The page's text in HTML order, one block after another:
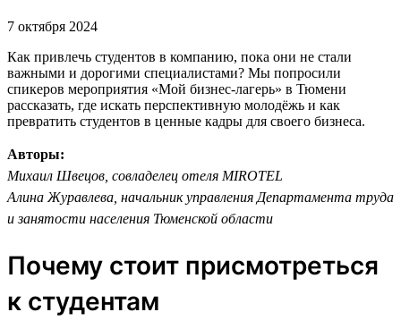
7 октября 2024
Как привлечь студентов в компанию, пока они не стали
важными и дорогими специалистами? Мы попросили
спикеров мероприятия «Мой бизнес-лагерь» в Тюмени
рассказать, где искать перспективную молодёжь и как
превратить студентов в ценные кадры для своего бизнеса.
Авторы:
Михаил Швецов, совладелец отеля MIROTEL
Алина Журавлева, начальник управления Департамента труда
и занятости населения Тюменской области
Почему стоит присмотреться
к студентам